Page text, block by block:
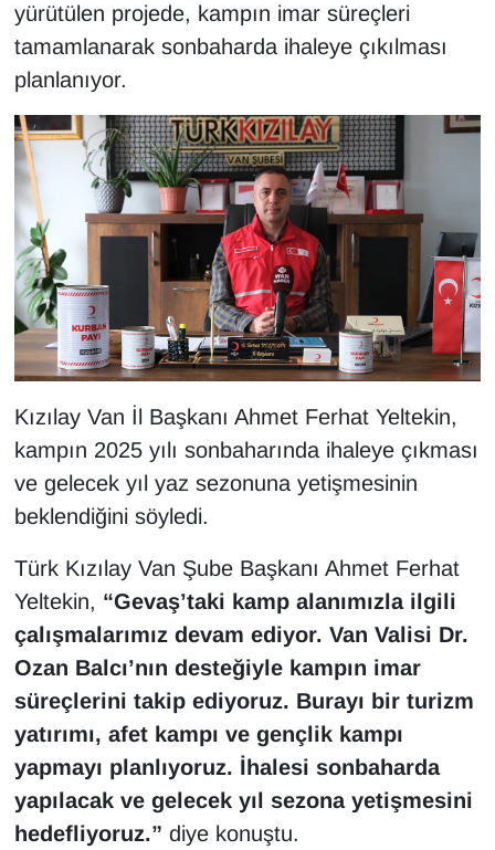
yürütülen projede, kampın imar süreçleri
tamamlanarak sonbaharda ihaleye çıkılması
planlanıyor.
Kızılay Van İl Başkanı Ahmet Ferhat Yeltekin,
kampın 2025 yılı sonbaharında ihaleye çıkması
ve gelecek yıl yaz sezonuna yetişmesinin
beklendiğini söyledi.
Türk Kızılay Van Şube Başkanı Ahmet Ferhat
Yeltekin, “Gevaş’taki kamp alanımızla ilgili
çalışmalarımız devam ediyor. Van Valisi Dr.
Ozan Balcı’nın desteğiyle kampın imar
süreçlerini takip ediyoruz. Burayı bir turizm
yatırımı, afet kampı ve gençlik kampı
yapmayı planlıyoruz. İhalesi sonbaharda
yapılacak ve gelecek yıl sezona yetişmesini
hedefliyoruz.” diye konuştu.
RÖPORTAJ
Seri İlan
Sinema - TV
SİYASET
SPOR
TEBRİK
TEKNOLOJİ
VAN'DA SPOR
Vasıta
YAŞAM
YEREL